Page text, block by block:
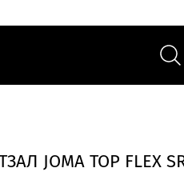
JOMA TOP FLEX